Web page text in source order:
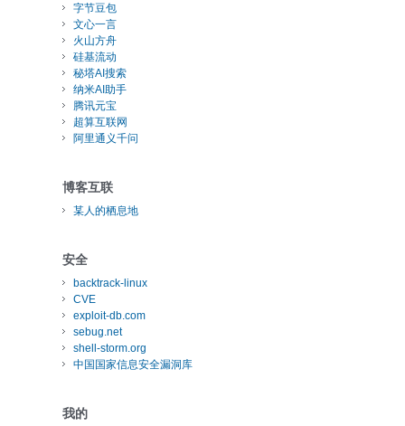
字节豆包
文心一言
火山方舟
硅基流动
秘塔AI搜索
纳米AI助手
腾讯元宝
超算互联网
阿里通义千问
博客互联
某人的栖息地
安全
backtrack-linux
CVE
exploit-db.com
sebug.net
shell-storm.org
中国国家信息安全漏洞库
我的